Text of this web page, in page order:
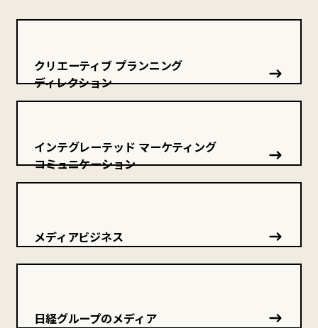
クリエーティブ プランニング
ディレクション
インテグレーテッド マーケティング
コミュニケーション
メディアビジネス
日経グループのメディア